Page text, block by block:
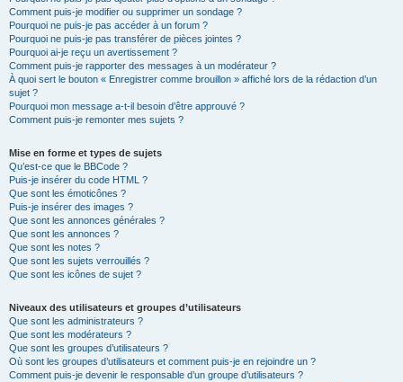
Comment puis-je modifier ou supprimer un sondage ?
Pourquoi ne puis-je pas accéder à un forum ?
Pourquoi ne puis-je pas transférer de pièces jointes ?
Pourquoi ai-je reçu un avertissement ?
Comment puis-je rapporter des messages à un modérateur ?
À quoi sert le bouton « Enregistrer comme brouillon » affiché lors de la rédaction d’un
sujet ?
Pourquoi mon message a-t-il besoin d’être approuvé ?
Comment puis-je remonter mes sujets ?
Mise en forme et types de sujets
Qu’est-ce que le BBCode ?
Puis-je insérer du code HTML ?
Que sont les émoticônes ?
Puis-je insérer des images ?
Que sont les annonces générales ?
Que sont les annonces ?
Que sont les notes ?
Que sont les sujets verrouillés ?
Que sont les icônes de sujet ?
Niveaux des utilisateurs et groupes d’utilisateurs
Que sont les administrateurs ?
Que sont les modérateurs ?
Que sont les groupes d’utilisateurs ?
Où sont les groupes d’utilisateurs et comment puis-je en rejoindre un ?
Comment puis-je devenir le responsable d’un groupe d’utilisateurs ?